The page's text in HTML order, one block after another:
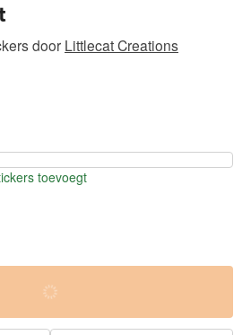
door Littlecat Creations
toevoegt